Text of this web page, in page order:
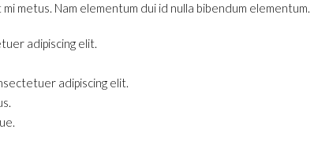
metus. Nam elementum dui id nulla bibendum elementum.
adipiscing elit.
adipiscing elit.